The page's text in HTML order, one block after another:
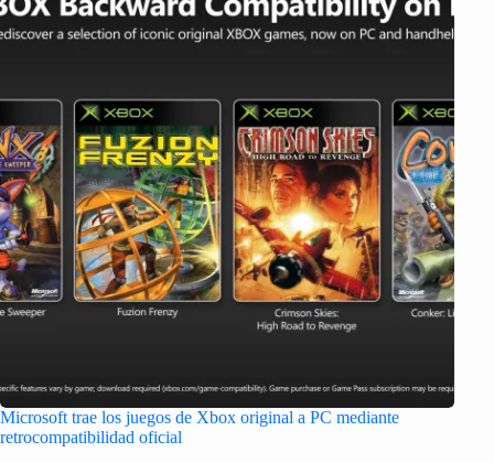
Microsoft trae los juegos de Xbox original a PC mediante
retrocompatibilidad oficial